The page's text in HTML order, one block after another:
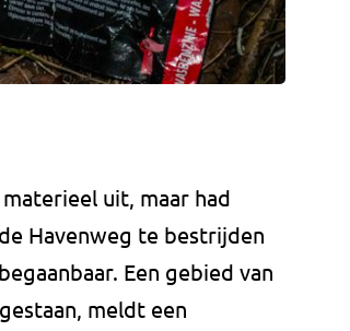
uit, maar had
Havenweg te bestrijden
Een gebied van
meldt een